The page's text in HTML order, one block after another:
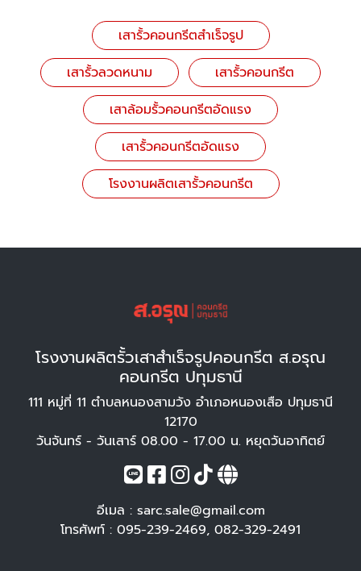
เสารั้วคอนกรีตสำเร็จรูป
เสารั้วลวดหนาม
เสารั้วคอนกรีต
เสาล้อมรั้วคอนกรีตอัดแรง
เสารั้วคอนกรีตอัดแรง
โรงงานผลิตเสารั้วคอนกรีต
โรงงานผลิตรั้วเสาสำเร็จรูปคอนกรีต ส.อรุณ
คอนกรีต ปทุมธานี
111 หมู่ที่ 11 ตำบลหนองสามวัง อำเภอหนองเสือ ปทุมธานี
12170
วันจันทร์ - วันเสาร์ 08.00 - 17.00 น. หยุดวันอาทิตย์
อีเมล : sarc.sale@gmail.com
โทรศัพท์ : 095-239-2469, 082-329-2491